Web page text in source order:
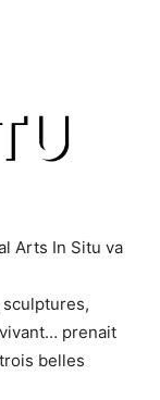
Arts In Situ va
prenait
belles